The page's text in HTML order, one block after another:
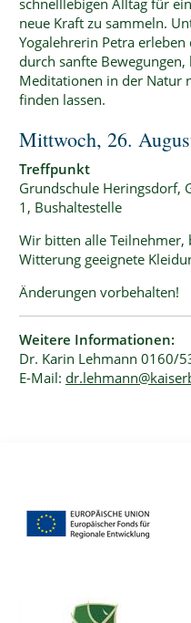
neue Kraft zu sammeln.
Yogalehrerin Petra
durch sanfte
Meditationen in der Natur
finden lassen.
Mittwoch, 26.
Treffpunkt
Grundschule Heringsdorf,
1, Bushaltestelle
Wir bitten alle Teilnehmer,
Witterung geeignete
Änderungen vorbehalten!
Weitere Informationen:
Dr. Karin Lehmann 0160/
E-Mail: